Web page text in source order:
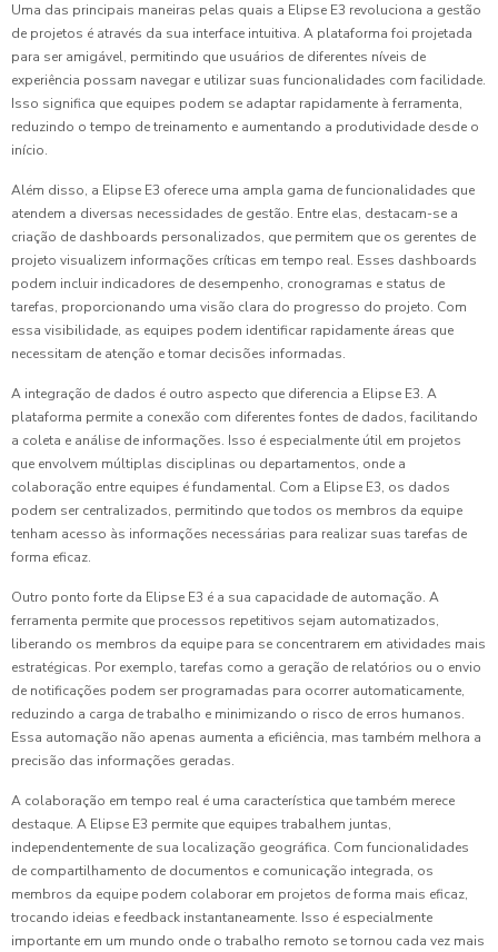
Uma das principais maneiras pelas quais a Elipse E3 revoluciona a gestão
de projetos é através da sua interface intuitiva. A plataforma foi projetada
para ser amigável, permitindo que usuários de diferentes níveis de
experiência possam navegar e utilizar suas funcionalidades com facilidade.
Isso significa que equipes podem se adaptar rapidamente à ferramenta,
reduzindo o tempo de treinamento e aumentando a produtividade desde o
início.
Além disso, a Elipse E3 oferece uma ampla gama de funcionalidades que
atendem a diversas necessidades de gestão. Entre elas, destacam-se a
criação de dashboards personalizados, que permitem que os gerentes de
projeto visualizem informações críticas em tempo real. Esses dashboards
podem incluir indicadores de desempenho, cronogramas e status de
tarefas, proporcionando uma visão clara do progresso do projeto. Com
essa visibilidade, as equipes podem identificar rapidamente áreas que
necessitam de atenção e tomar decisões informadas.
A integração de dados é outro aspecto que diferencia a Elipse E3. A
plataforma permite a conexão com diferentes fontes de dados, facilitando
a coleta e análise de informações. Isso é especialmente útil em projetos
que envolvem múltiplas disciplinas ou departamentos, onde a
colaboração entre equipes é fundamental. Com a Elipse E3, os dados
podem ser centralizados, permitindo que todos os membros da equipe
tenham acesso às informações necessárias para realizar suas tarefas de
forma eficaz.
Outro ponto forte da Elipse E3 é a sua capacidade de automação. A
ferramenta permite que processos repetitivos sejam automatizados,
liberando os membros da equipe para se concentrarem em atividades mais
estratégicas. Por exemplo, tarefas como a geração de relatórios ou o envio
de notificações podem ser programadas para ocorrer automaticamente,
reduzindo a carga de trabalho e minimizando o risco de erros humanos.
Essa automação não apenas aumenta a eficiência, mas também melhora a
precisão das informações geradas.
A colaboração em tempo real é uma característica que também merece
destaque. A Elipse E3 permite que equipes trabalhem juntas,
independentemente de sua localização geográfica. Com funcionalidades
de compartilhamento de documentos e comunicação integrada, os
membros da equipe podem colaborar em projetos de forma mais eficaz,
trocando ideias e feedback instantaneamente. Isso é especialmente
importante em um mundo onde o trabalho remoto se tornou cada vez mais